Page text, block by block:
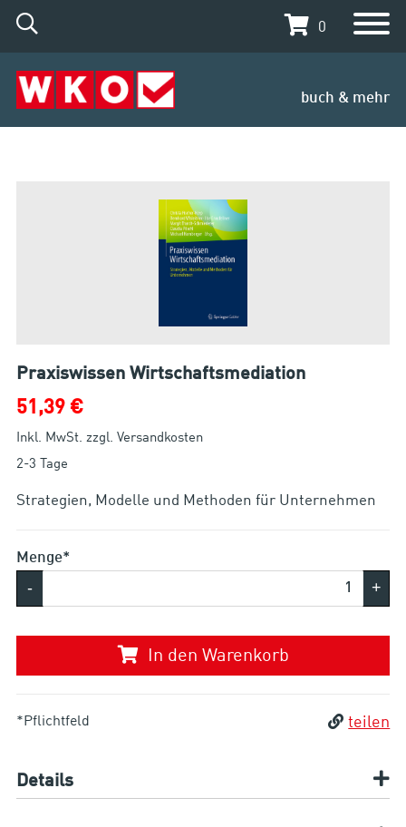
0
buch & mehr
Praxiswissen Wirtschaftsmediation
51,39 €
Inkl. MwSt. zzgl. Versandkosten
2-3 Tage
Strategien, Modelle und Methoden für Unternehmen
Menge*
- +
In den Warenkorb
*Pflichtfeld teilen
Details